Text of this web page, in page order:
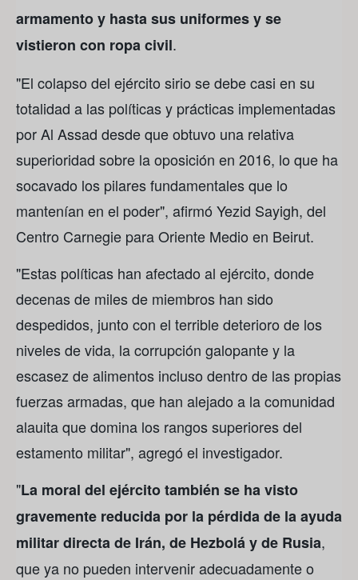
armamento y hasta sus uniformes y se
vistieron con ropa civil.
"El colapso del ejército sirio se debe casi en su
totalidad a las políticas y prácticas implementadas
por Al Assad desde que obtuvo una relativa
superioridad sobre la oposición en 2016, lo que ha
socavado los pilares fundamentales que lo
mantenían en el poder", afirmó Yezid Sayigh, del
Centro Carnegie para Oriente Medio en Beirut.
"Estas políticas han afectado al ejército, donde
decenas de miles de miembros han sido
despedidos, junto con el terrible deterioro de los
niveles de vida, la corrupción galopante y la
escasez de alimentos incluso dentro de las propias
fuerzas armadas, que han alejado a la comunidad
alauita que domina los rangos superiores del
estamento militar", agregó el investigador.
"La moral del ejército también se ha visto
gravemente reducida por la pérdida de la ayuda
militar directa de Irán, de Hezbolá y de Rusia,
que ya no pueden intervenir adecuadamente o